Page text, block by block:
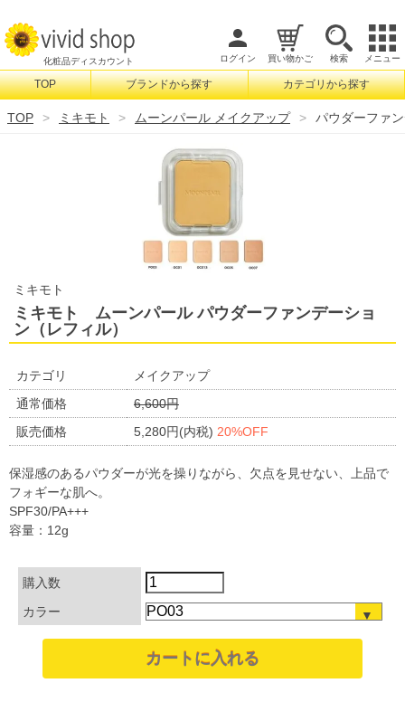
化粧品ディスカウント ログイン 買い物かご 検索 メニュー
検索
TOP ブランドから探す カテゴリから探す
TOP ミキモト ムーンパール メイクアップ パウダーファ
ミキモト
ミキモト ムーンパール パウダーファンデーショ
ン（レフィル）
カテゴリ
メイクアップ
通常価格
6,600円
販売価格
5,280円(内税) 20%OFF
保湿感のあるパウダーが光を操りながら、欠点を見せない、上品で
フォギーな肌へ。
SPF30/PA+++
容量：12g
購入数
カラー